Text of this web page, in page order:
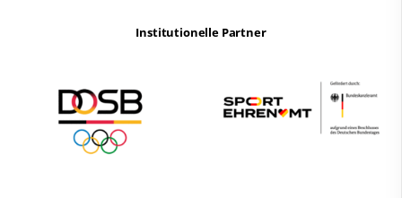
Institutionelle Partner